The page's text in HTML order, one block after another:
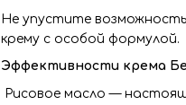
Не упустите
крему с особой формулой.
Эффективности крема
Рисовое масло —